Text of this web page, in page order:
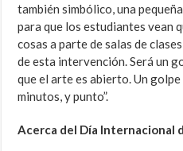
también simbólico, una
para que los estudiantes vean
cosas a parte de salas de
de esta intervención. Será un
que el arte es abierto. Un
minutos, y punto”.
Acerca del Día Internacional